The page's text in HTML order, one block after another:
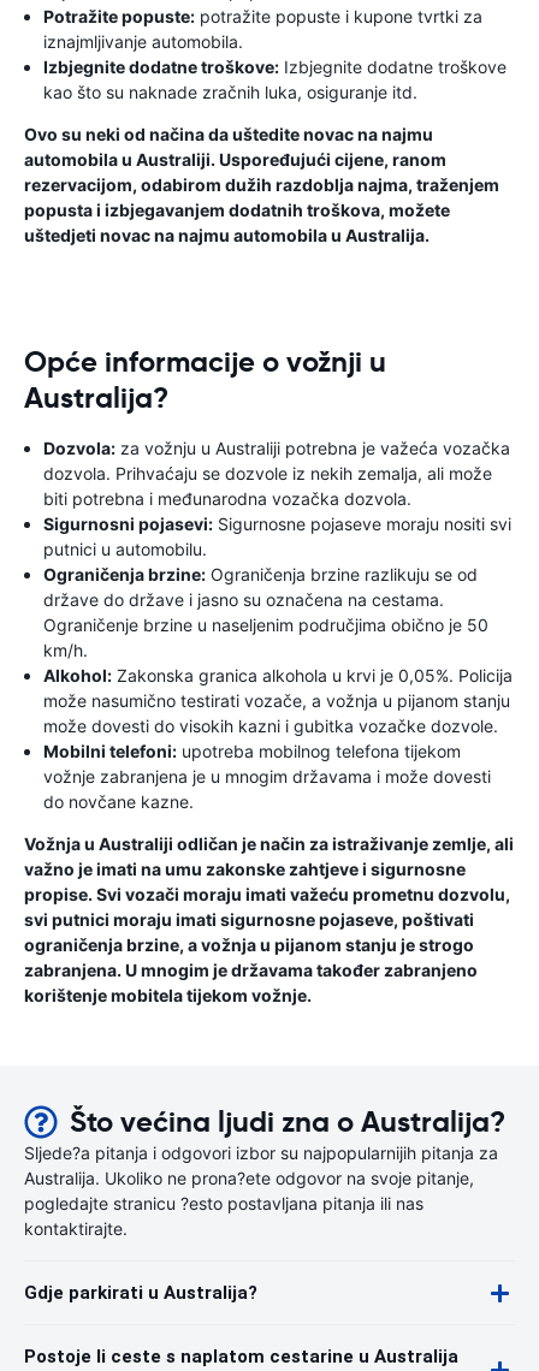
Potražite popuste: potražite popuste i kupone tvrtki za
iznajmljivanje automobila.
Izbjegnite dodatne troškove: Izbjegnite dodatne troškove
kao što su naknade zračnih luka, osiguranje itd.
Ovo su neki od načina da uštedite novac na najmu
automobila u Australiji. Uspoređujući cijene, ranom
rezervacijom, odabirom dužih razdoblja najma, traženjem
popusta i izbjegavanjem dodatnih troškova, možete
uštedjeti novac na najmu automobila u Australija.
Opće informacije o vožnji u
Australija?
Dozvola: za vožnju u Australiji potrebna je važeća vozačka
dozvola. Prihvaćaju se dozvole iz nekih zemalja, ali može
biti potrebna i međunarodna vozačka dozvola.
Sigurnosni pojasevi: Sigurnosne pojaseve moraju nositi svi
putnici u automobilu.
Ograničenja brzine: Ograničenja brzine razlikuju se od
države do države i jasno su označena na cestama.
Ograničenje brzine u naseljenim područjima obično je 50
km/h.
Alkohol: Zakonska granica alkohola u krvi je 0,05%. Policija
može nasumično testirati vozače, a vožnja u pijanom stanju
može dovesti do visokih kazni i gubitka vozačke dozvole.
Mobilni telefoni: upotreba mobilnog telefona tijekom
vožnje zabranjena je u mnogim državama i može dovesti
do novčane kazne.
Vožnja u Australiji odličan je način za istraživanje zemlje, ali
važno je imati na umu zakonske zahtjeve i sigurnosne
propise. Svi vozači moraju imati važeću prometnu dozvolu,
svi putnici moraju imati sigurnosne pojaseve, poštivati ​​
ograničenja brzine, a vožnja u pijanom stanju je strogo
zabranjena. U mnogim je državama također zabranjeno
korištenje mobitela tijekom vožnje.
Što većina ljudi zna o Australija?
Sljede?a pitanja i odgovori izbor su najpopularnijih pitanja za
Australija. Ukoliko ne prona?ete odgovor na svoje pitanje,
pogledajte stranicu ?esto postavljana pitanja ili nas
kontaktirajte.
Gdje parkirati u Australija?
Postoje li ceste s naplatom cestarine u Australija